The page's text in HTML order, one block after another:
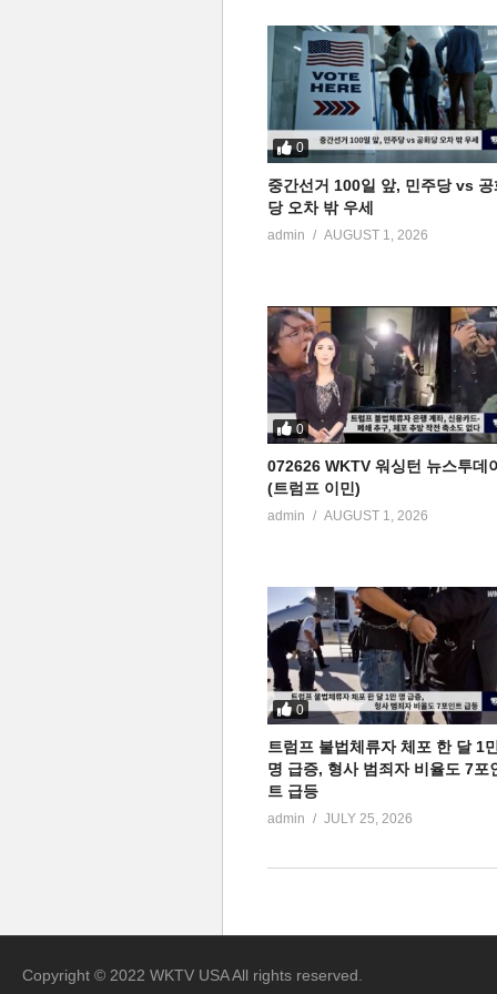
0
중간선거 100일 앞, 민주당 vs 공
당 오차 밖 우세
admin AUGUST 1, 2026
0
072626 WKTV 워싱턴 뉴스투데
(트럼프 이민)
admin AUGUST 1, 2026
0
트럼프 불법체류자 체포 한 달 1
명 급증, 형사 범죄자 비율도 7포
트 급등
admin JULY 25, 2026
Copyright © 2022 WKTV USA All rights reserved.